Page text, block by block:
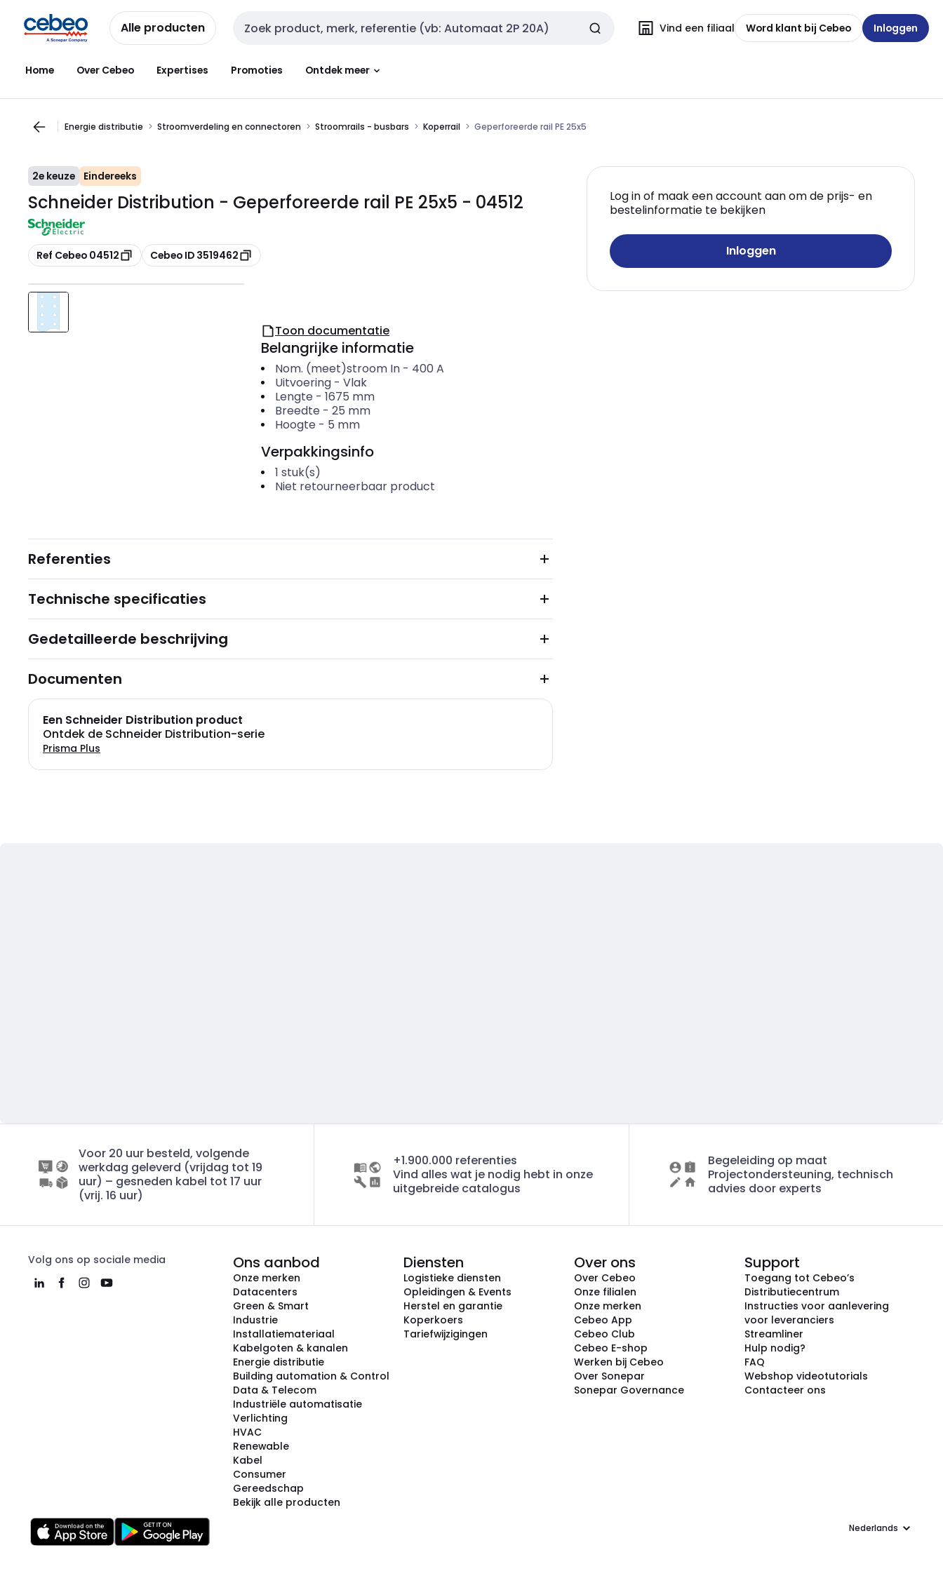
naar
navigatie
naar
inhoud
Alle producten Zoekveld invoer Vind een filiaal Word klant bij Cebeo Inloggen
Home Over Cebeo Expertises Promoties Ontdek meer
Energie distributie Stroomverdeling en connectoren Stroomrails - busbars Koperrail Geperforeerde rail PE 25x5
2e keuze Eindereeks
Schneider Distribution - Geperforeerde rail PE 25x5 - 04512
Kopiëren
Ref Cebeo 04512 Kopiëren
Cebeo ID 3519462
Log in of maak een account aan om de prijs- en
bestelinformatie te bekijken
Inloggen
Toon documentatie
Belangrijke informatie
Nom. (meet)stroom In- 400 A
Uitvoering- Vlak
Lengte - 1675 mm
Breedte - 25 mm
Hoogte - 5 mm
Verpakkingsinfo
1 stuk(s)
Niet retourneerbaar product
Referenties
Technische specificaties
Gedetailleerde beschrijving
Documenten
Een Schneider Distribution product
Ontdek de Schneider Distribution-serie
Prisma Plus
Voor 20 uur besteld, volgende
werkdag geleverd (vrijdag tot 19
uur) – gesneden kabel tot 17 uur
(vrij. 16 uur)
+1.900.000 referenties
Vind alles wat je nodig hebt in onze
uitgebreide catalogus
Begeleiding op maat
Projectondersteuning, technisch
advies door experts
Volg ons op sociale media Ons aanbod
Onze merken
Datacenters
Green & Smart
Industrie
Installatiemateriaal
Kabelgoten & kanalen
Energie distributie
Building automation & Control
Data & Telecom
Industriële automatisatie
Verlichting
HVAC
Renewable
Kabel
Consumer
Gereedschap
Bekijk alle producten
Diensten
Logistieke diensten
Opleidingen & Events
Herstel en garantie
Koperkoers
Tariefwijzigingen
Over ons
Over Cebeo
Onze filialen
Onze merken
Cebeo App
Cebeo Club
Cebeo E-shop
Werken bij Cebeo
Over Sonepar
Sonepar Governance
Support
Toegang tot Cebeo’s
Distributiecentrum
Instructies voor aanlevering
voor leveranciers
Streamliner
Hulp nodig?
FAQ
Webshop videotutorials
Contacteer ons
Taal